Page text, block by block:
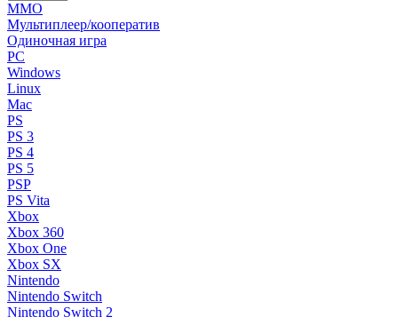
MMO
Мультиплеер/кооператив
Одиночная игра
PC
Windows
Linux
Mac
PS
PS 3
PS 4
PS 5
PSP
PS Vita
Xbox
Xbox 360
Xbox One
Xbox SX
Nintendo
Nintendo Switch
Nintendo Switch 2